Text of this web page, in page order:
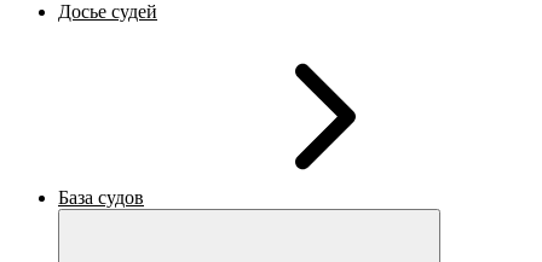
Досье судей
База судов